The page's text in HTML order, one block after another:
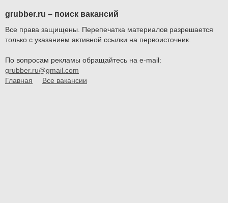
grubber.ru – поиск вакансий
Все права защищены. Перепечатка материалов разрешается
только с указанием активной ссылки на первоисточник.
По вопросам рекламы обращайтесь на e-mail:
grubber.ru@gmail.com
Главная
Все вакансии